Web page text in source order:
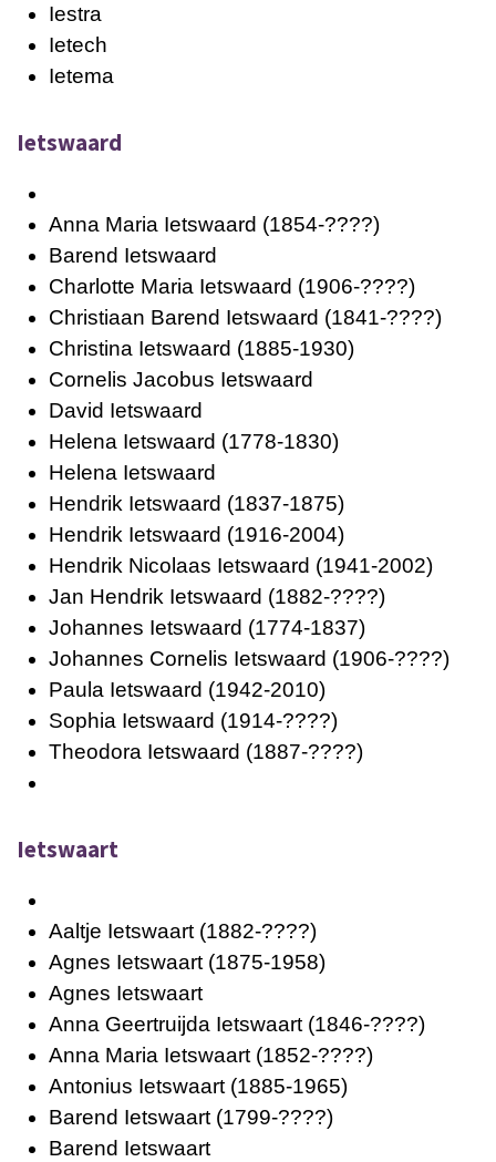
Iestra
Ietech
Ietema
Ietswaard
Anna Maria Ietswaard (1854-????)
Barend Ietswaard
Charlotte Maria Ietswaard (1906-????)
Christiaan Barend Ietswaard (1841-????)
Christina Ietswaard (1885-1930)
Cornelis Jacobus Ietswaard
David Ietswaard
Helena Ietswaard (1778-1830)
Helena Ietswaard
Hendrik Ietswaard (1837-1875)
Hendrik Ietswaard (1916-2004)
Hendrik Nicolaas Ietswaard (1941-2002)
Jan Hendrik Ietswaard (1882-????)
Johannes Ietswaard (1774-1837)
Johannes Cornelis Ietswaard (1906-????)
Paula Ietswaard (1942-2010)
Sophia Ietswaard (1914-????)
Theodora Ietswaard (1887-????)
Ietswaart
Aaltje Ietswaart (1882-????)
Agnes Ietswaart (1875-1958)
Agnes Ietswaart
Anna Geertruijda Ietswaart (1846-????)
Anna Maria Ietswaart (1852-????)
Antonius Ietswaart (1885-1965)
Barend Ietswaart (1799-????)
Barend Ietswaart